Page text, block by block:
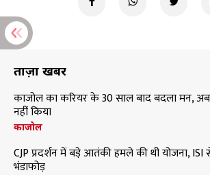
ताज़ा खबरें
काजोल का करियर के 30 साल बाद बदला मन,
नहीं किया
काजोल
CJP प्रदर्शन में बड़े आतंकी हमले की थी योजना,
भंडाफोड़